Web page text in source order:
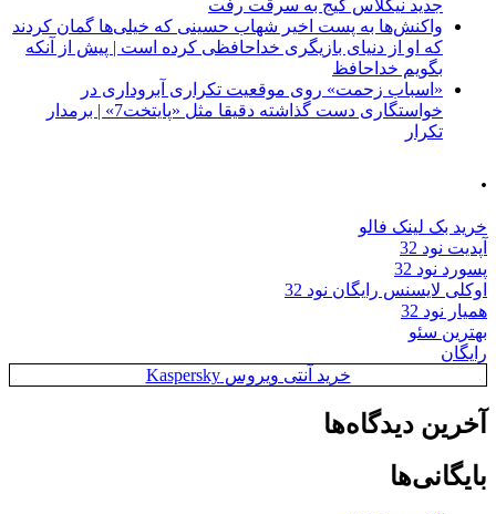
جدید نیکلاس کیج به سرقت رفت
واکنش‌ها به پست اخیر شهاب حسینی که خیلی‌ها گمان کردند
که او از دنیای بازیگری خداحافظی کرده است | پیش از آنکه
بگویم خداحافظ
«اسباب زحمت» روی موقعیت تکراری آبروداری در
خواستگاری دست گذاشته دقیقا مثل «پایتخت7» | برمدار
تکرار
.
خرید بک لینک فالو
آپدیت نود 32
پسورد نود 32
اوکلی لایسنس رایگان نود 32
همیار نود 32
بهترین سئو
رایگان
خرید آنتی ویروس Kaspersky
آخرین دیدگاه‌ها
بایگانی‌ها